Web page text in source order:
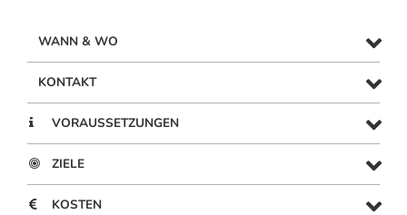
WANN & WO
KONTAKT
VORAUSSETZUNGEN
ZIELE
KOSTEN